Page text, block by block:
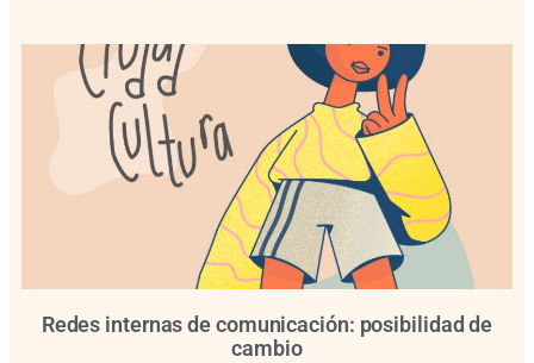
Redes internas de comunicación: posibilidad de
cambio